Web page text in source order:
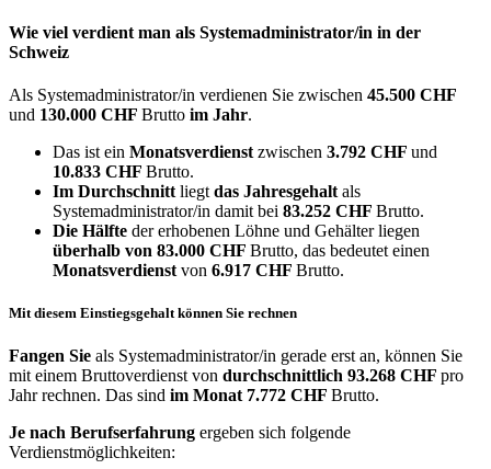
Wie viel verdient man als Systemadministrator/in in der
Schweiz
Als Systemadministrator/in verdienen Sie zwischen 45.500 CHF
und 130.000 CHF Brutto im Jahr.
Das ist ein Monatsverdienst zwischen 3.792 CHF und
10.833 CHF Brutto.
Im Durchschnitt liegt das Jahresgehalt als
Systemadministrator/in damit bei 83.252 CHF Brutto.
Die Hälfte der erhobenen Löhne und Gehälter liegen
überhalb von 83.000 CHF Brutto, das bedeutet einen
Monatsverdienst von 6.917 CHF Brutto.
Mit diesem Einstiegsgehalt können Sie rechnen
Fangen Sie als Systemadministrator/in gerade erst an, können Sie
mit einem Bruttoverdienst von durchschnittlich 93.268 CHF pro
Jahr rechnen. Das sind im Monat 7.772 CHF Brutto.
Je nach Berufserfahrung ergeben sich folgende
Verdienstmöglichkeiten: